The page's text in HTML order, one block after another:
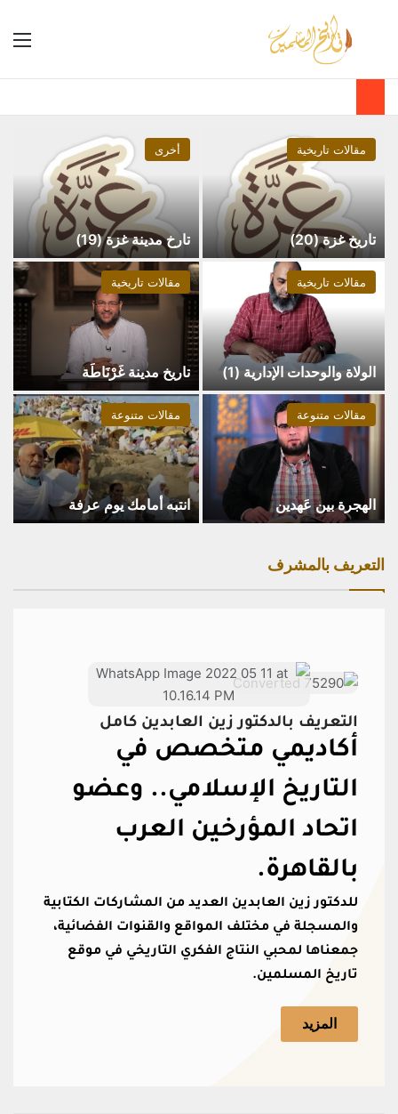
مقالات تاريخية
تاريخ غزة (20)
أخرى
تارخ مدينة غزة (19)
مقالات تاريخية
الولاة والوحدات الإدارية (1)
مقالات تاريخية
تاريخ مدينة غَرْنَاطَة
مقالات متنوعة
الهجرة بين عَهدين
مقالات متنوعة
انتبه أمامك يوم عرفة
التعريف بالمشرف
التعريف بالدكتور زين العابدين كامل
أكاديمي متخصص في
التاريخ الإسلامي.. وعضو
اتحاد المؤرخين العرب
بالقاهرة.
للدكتور زين العابدين العديد من المشاركات الكتابية
والمسجلة في مختلف المواقع والقنوات الفضائية،
جمعناها لمحبي النتاج الفكري التاريخي في موقع
تاريخ المسلمين.
المزيد